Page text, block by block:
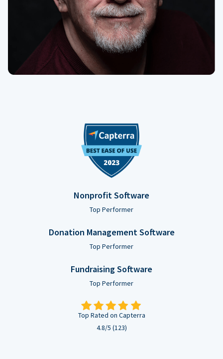
Nonprofit Software
Top Performer
Donation Management Software
Top Performer
Fundraising Software
Top Performer
Top Rated on Capterra
4.8/5 (123)